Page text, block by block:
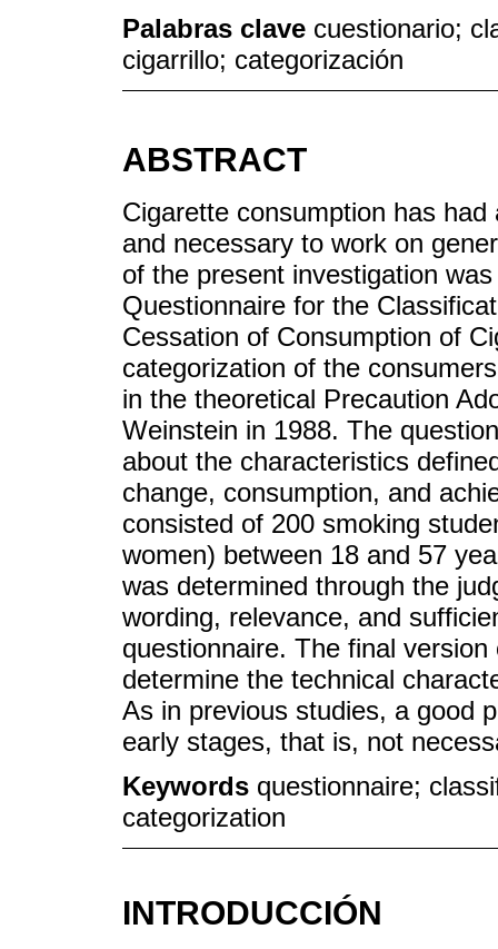
Palabras clave cuestionario;
cigarrillo; categorización
ABSTRACT
Cigarette consumption has
and necessary to work on
of the present investigation
Questionnaire for the
Cessation of Consumption of
categorization of the
in the theoretical Precaution
Weinstein in 1988. The
about the characteristics
change, consumption, and
consisted of 200 smoking
women) between 18 and 57
was determined through the
wording, relevance, and
questionnaire. The final
determine the technical
As in previous studies, a good
early stages, that is, not
Keywords questionnaire;
categorization
INTRODUCCIÓN